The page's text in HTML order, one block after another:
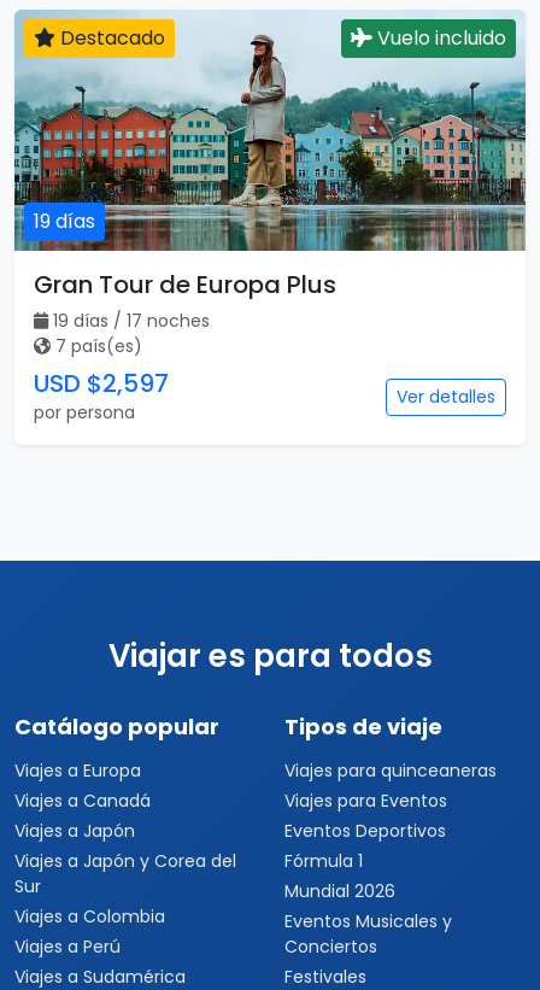
19 días
Gran Tour de Europa Plus
19 días / 17 noches
7 país(es)
USD $2,597
por persona
Ver detalles
Viajes a Japón
Viajes a Japón y Corea del
Viajes a Colombia
Viajes a Perú
Viajes a Sudamérica
Viajes a Estados Unidos
Viajes a Nueva York
Viajes a Las Vegas
Viajes a Orlando
Viajes a Hawaii
Viajes a Los Cabos
Eventos Deportivos
Eventos Musicales y
Conciertos
Festivales